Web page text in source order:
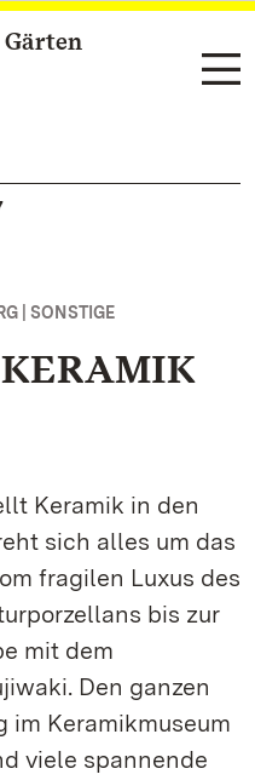
Gärten
| SONSTIGE
Keramik in den
sich alles um das
fragilen Luxus des
bis zur
mit dem
Den ganzen
im Keramikmuseum
viele spannende